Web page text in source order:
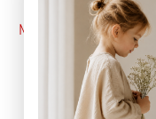
MOMENTÁLNE
Opýtať sa